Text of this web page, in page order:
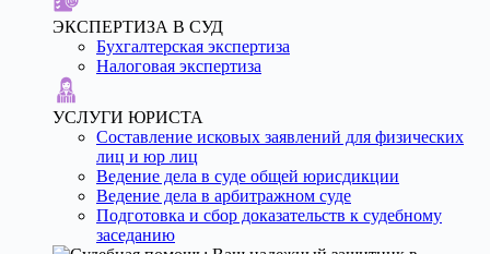
ЭКСПЕРТИЗА В СУД
Бухгалтерская экспертиза
Налоговая экспертиза
УСЛУГИ ЮРИСТА
Составление исковых заявлений для физических
лиц и юр лиц
Ведение дела в суде общей юрисдикции
Ведение дела в арбитражном суде
Подготовка и сбор доказательств к судебному
заседанию